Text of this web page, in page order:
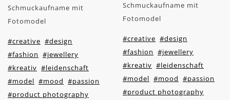
Schmuckaufname mit
Fotomodel
#creative #design
#fashion #jewellery
#kreativ #leidenschaft
#model #mood #passion
#product photography
Schmuckaufname mit
Fotomodel
#creative #design
#fashion #jewellery
#kreativ #leidenschaft
#model #mood #passion
#product photography